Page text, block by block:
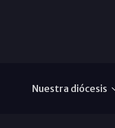
Nuestra diócesis